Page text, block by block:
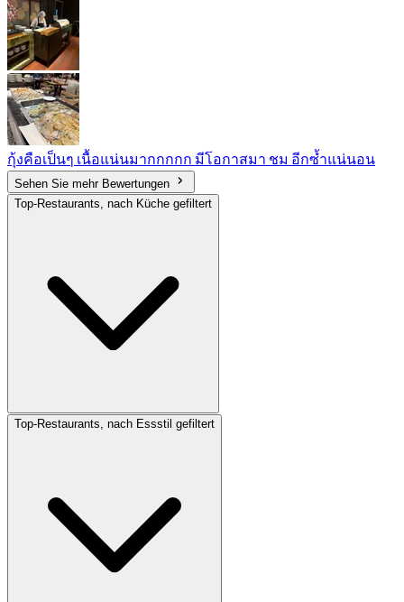
กุ้งคือเป็นๆ เนื้อแน่นมากกกกก มีโอกาสมา ชม อีกซ้ำแน่นอน
Sehen Sie mehr Bewertungen
Top-Restaurants, nach Küche gefiltert
Top-Restaurants, nach Essstil gefiltert